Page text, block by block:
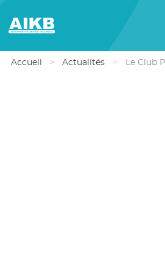
Accueil Actualités Le Club